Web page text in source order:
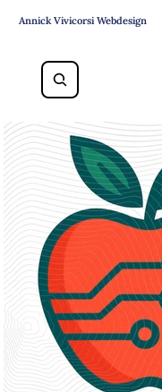
Annick Vivicorsi Webdesign